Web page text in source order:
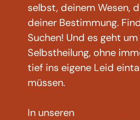
selbst, deinem Wesen,
deiner Bestimmung.
Suchen! Und es geht um
Selbstheilung, ohne
tief ins eigene Leid
müssen.
In unseren